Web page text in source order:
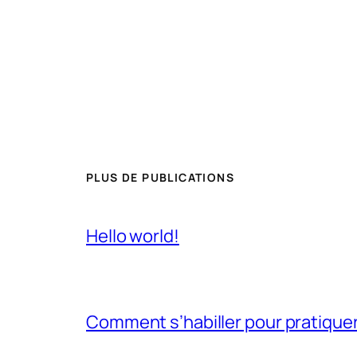
PLUS DE PUBLICATIONS
Hello world!
Comment s’habiller pour